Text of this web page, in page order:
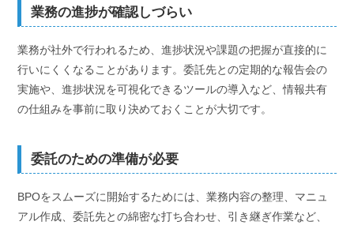
業務の進捗が確認しづらい
業務が社外で行われるため、進捗状況や課題の把握が直接的に
行いにくくなることがあります。委託先との定期的な報告会の
実施や、進捗状況を可視化できるツールの導入など、情報共有
の仕組みを事前に取り決めておくことが大切です。
委託のための準備が必要
BPOをスムーズに開始するためには、業務内容の整理、マニュ
アル作成、委託先との綿密な打ち合わせ、引き継ぎ作業など、